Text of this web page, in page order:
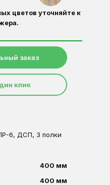
цветов уточняйте к
заказ
клик
6, ДСП, 3 полки
400 мм
400 мм